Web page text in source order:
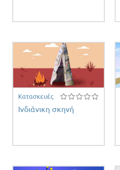
Κατασκευές
Ινδιάνικη σκηνή